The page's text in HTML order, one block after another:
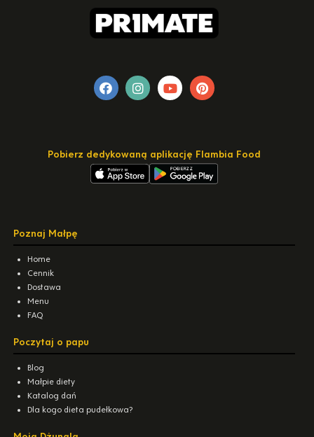
Pobierz dedykowaną aplikację Flambia Food
Poznaj Małpę
Home
Cennik
Dostawa
Menu
FAQ
Poczytaj o papu
Blog
Małpie diety
Katalog dań
Dla kogo dieta pudełkowa?